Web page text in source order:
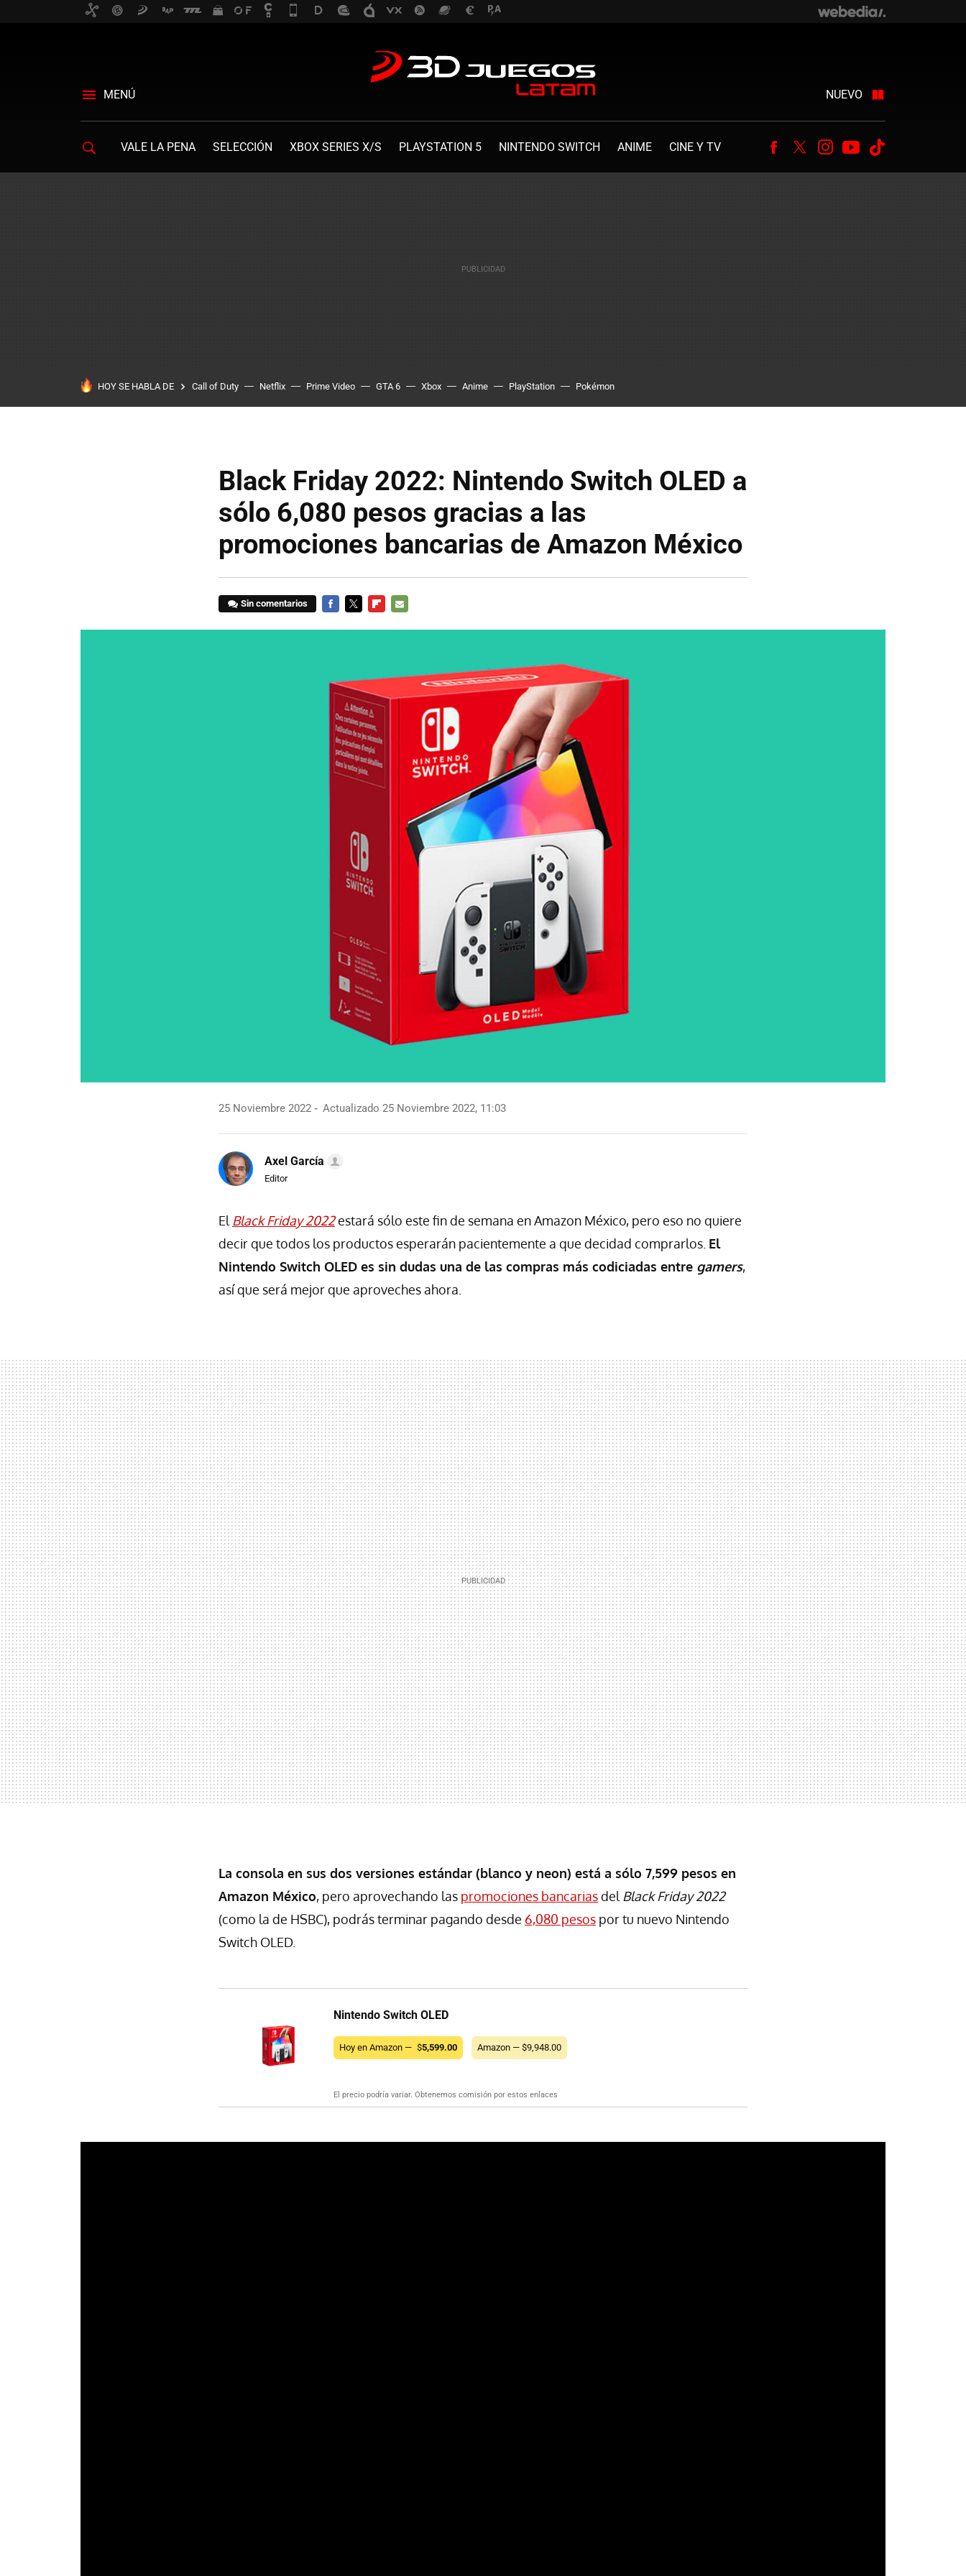
MENÚ NUEVO
VALE LA PENA SELECCIÓN XBOX SERIES X/S PLAYSTATION 5 NINTENDO SWITCH ANIME CINE Y TV Facebook
TwitterInstagram
Youtube
HOY SE HABLA DE Call of Duty Netflix Prime Video GTA 6 Xbox Anime PlayStation Pokémon
Black Friday 2022: Nintendo Switch OLED a
sólo 6,080 pesos gracias a las
promociones bancarias de Amazon México
Sin comentarios
25 Noviembre 2022 Actualizado 25 Noviembre 2022, 11:03
Axel García
Editor
El Black Friday 2022estará sólo este fin de semana en Amazon México, pero eso no quiere
decir que todos los productos esperarán pacientemente a que decidad comprarlos. El
Nintendo Switch OLED es sin dudas una de las compras más codiciadas entre gamers,
así que será mejor que aproveches ahora.
La consola en sus dos versiones estándar (blanco y neon) está a sólo 7,599 pesos en
Amazon México, pero aprovechando las promociones bancariasdel Black Friday 2022
(como la de HSBC), podrás terminar pagando desde 6,080 pesos por tu nuevo Nintendo
Switch OLED.
Nintendo Switch OLED
Hoy en Amazon — $5,599.00 Amazon — $9,948.00
El precio podría variar. Obtenemos comisión por estos enlaces